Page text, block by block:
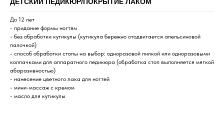
До 12 лет
- придание формы ногтям
- без обработки кутикулы (кутикула бережно отодвигается апельсиновой
палочкой)
- способ обработки стопы на выбор: одноразовой пилкой или одноразовыми
колпачками для аппаратного педикюра (обработка стоп выполняется мягкой
абаразивностью)
- нанесение цветного лака для ногтей
- мини-массаж с кремом
- масло для кутикулы